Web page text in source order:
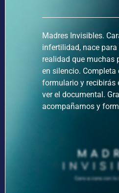
Madres Invisibles.
infertilidad, nace
realidad que muchas
en silencio. Completa
formulario y recibirás
ver el documental.
acompañarnos y